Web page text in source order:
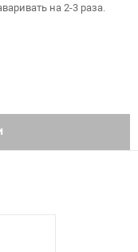
на 2-3 раза.